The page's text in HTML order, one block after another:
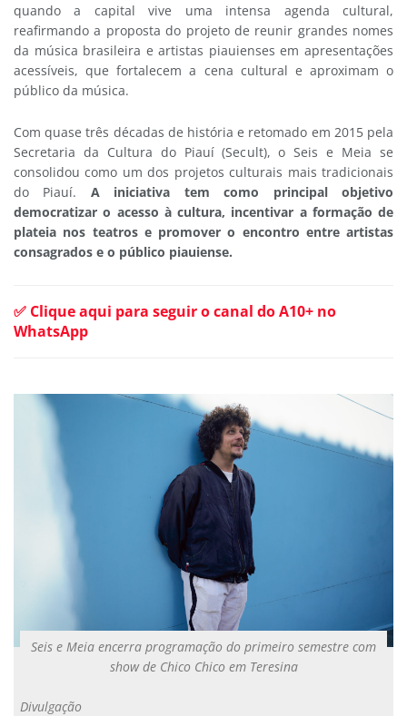
quando a capital vive uma intensa agenda cultural,
reafirmando a proposta do projeto de reunir grandes nomes
da música brasileira e artistas piauienses em apresentações
acessíveis, que fortalecem a cena cultural e aproximam o
público da música.
Com quase três décadas de história e retomado em 2015 pela
Secretaria da Cultura do Piauí (Secult), o Seis e Meia se
consolidou como um dos projetos culturais mais tradicionais
do Piauí. A iniciativa tem como principal objetivo
democratizar o acesso à cultura, incentivar a formação de
plateia nos teatros e promover o encontro entre artistas
consagrados e o público piauiense.
✅ Clique aqui para seguir o canal do A10+ no
WhatsApp
Seis e Meia encerra programação do primeiro semestre com
show de Chico Chico em Teresina
Divulgação